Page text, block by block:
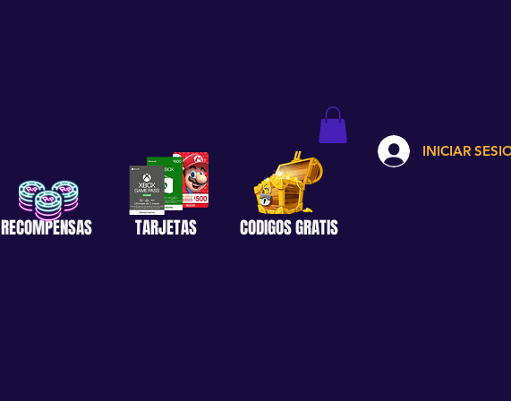
RECOMPENSAS TARJETAS CODIGOS GRATIS
INICIAR